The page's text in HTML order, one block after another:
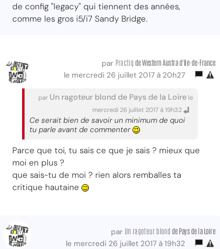
de config "legacy" qui tiennent des années,
comme les gros i5/i7 Sandy Bridge.
par Practiq de Western Austra d'Ile-de-France
le mercredi 26 juillet 2017 à 20h27
par Un ragoteur blond de Pays de la Loire le
mercredi 26 juillet 2017 à 19h32
Ce serait bien de savoir un minimum de quoi
tu parle avant de commenter
Parce que toi, tu sais ce que je sais ? mieux que
moi en plus ?
que sais-tu de moi ? rien alors remballes ta
critique hautaine
par Un ragoteur blond de Pays de la Loire
le mercredi 26 juillet 2017 à 19h32